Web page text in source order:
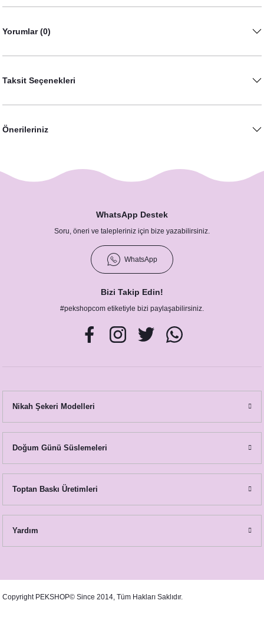
Gümüş Parıltılı Konsept Hashtag / Masa Üstü İsim Kartları
Parıltılı Gümüş Konsept Masa Numara Kartı
Yorumlar (0)
Taksit Seçenekleri
Önerileriniz
WhatsApp Destek
Soru, öneri ve talepleriniz için bize yazabilirsiniz.
WhatsApp
Bizi Takip Edin!
#pekshopcom etiketiyle bizi paylaşabilirsiniz.
Nikah Şekeri Modelleri
Doğum Günü Süslemeleri
Toptan Baskı Üretimleri
Yardım
Copyright PEKSHOP© Since 2014, Tüm Hakları Saklıdır.